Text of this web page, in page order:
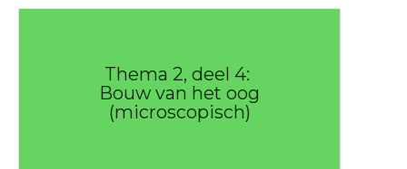
Thema 2, deel 4:
Bouw van het oog
(microscopisch)